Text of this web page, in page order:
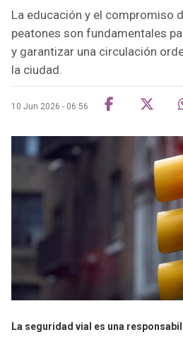
La educación y el compromiso
peatones son fundamentales
y garantizar una circulación
la ciudad.
10 Jun 2026 - 06:56
La seguridad vial es una